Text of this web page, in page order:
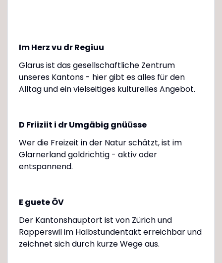
Im Herz vu dr Regiuu
Glarus ist das gesellschaftliche Zentrum
unseres Kantons - hier gibt es alles für den
Alltag und ein vielseitiges kulturelles Angebot.
D Friiziit i dr Umgäbig gnüüsse
Wer die Freizeit in der Natur schätzt, ist im
Glarnerland goldrichtig - aktiv oder
entspannend.
E guete ÖV
Der Kantonshauptort ist von Zürich und
Rapperswil im Halbstundentakt erreichbar und
zeichnet sich durch kurze Wege aus.